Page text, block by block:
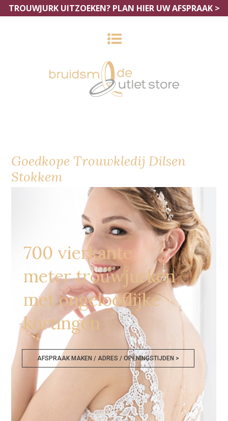
TROUWJURK UITZOEKEN? PLAN HIER UW AFSPRAAK >
Goedkope Trouwkledij Dilsen
Stokkem
700 vierkante
meter trouwjurken
met ongelooflijke
kortingen
AFSPRAAK MAKEN / ADRES / OPENINGSTIJDEN >